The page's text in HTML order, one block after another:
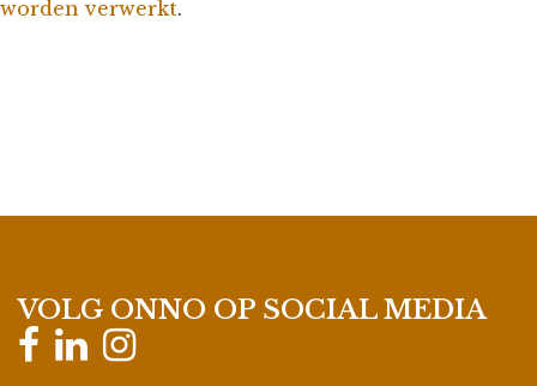
worden verwerkt.
VOLG ONNO OP SOCIAL MEDIA